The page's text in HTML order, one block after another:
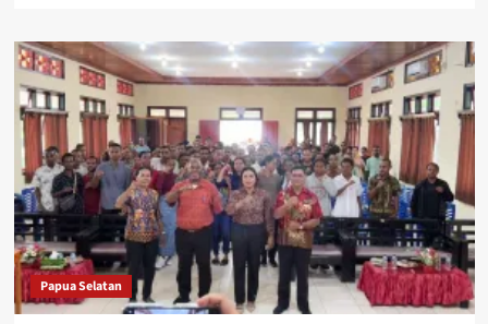
Karantina
Kepri
Tolak
8,8
Ton
Sayuran
Asin
Asal
China
Papua Selatan